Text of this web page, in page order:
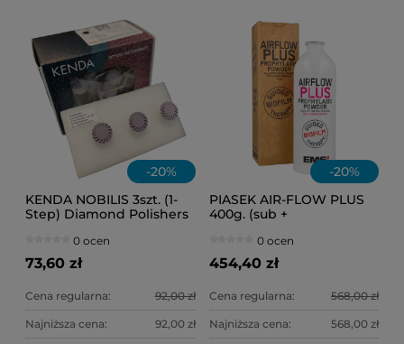
-20%
KENDA NOBILIS 3szt. (1-
Step) Diamond Polishers
(słoneczko)
0 ocen
73,60 zł
Cena regularna: 92,00 zł
Najniższa cena: 92,00 zł
-20%
PIASEK AIR-FLOW PLUS
400g. (sub +
0 ocen
454,40 zł
Cena regularna: 568,00 zł
Najniższa cena: 568,00 zł